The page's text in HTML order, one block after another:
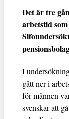
Det är tre
arbetstid
I
gått ner i
för männen
svenskar att